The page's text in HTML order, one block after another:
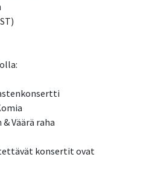
Väärä raha
konsertit ovat